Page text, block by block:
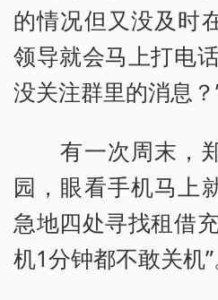
的情况但又没及时
领导就会马上打电
没关注群里的消息？
有一次周末，郑
园，眼看手机马上
急地四处寻找租借
机1分钟都不敢关机”